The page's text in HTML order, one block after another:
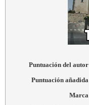
Puntuación del autor
Puntuación añadida
Marca